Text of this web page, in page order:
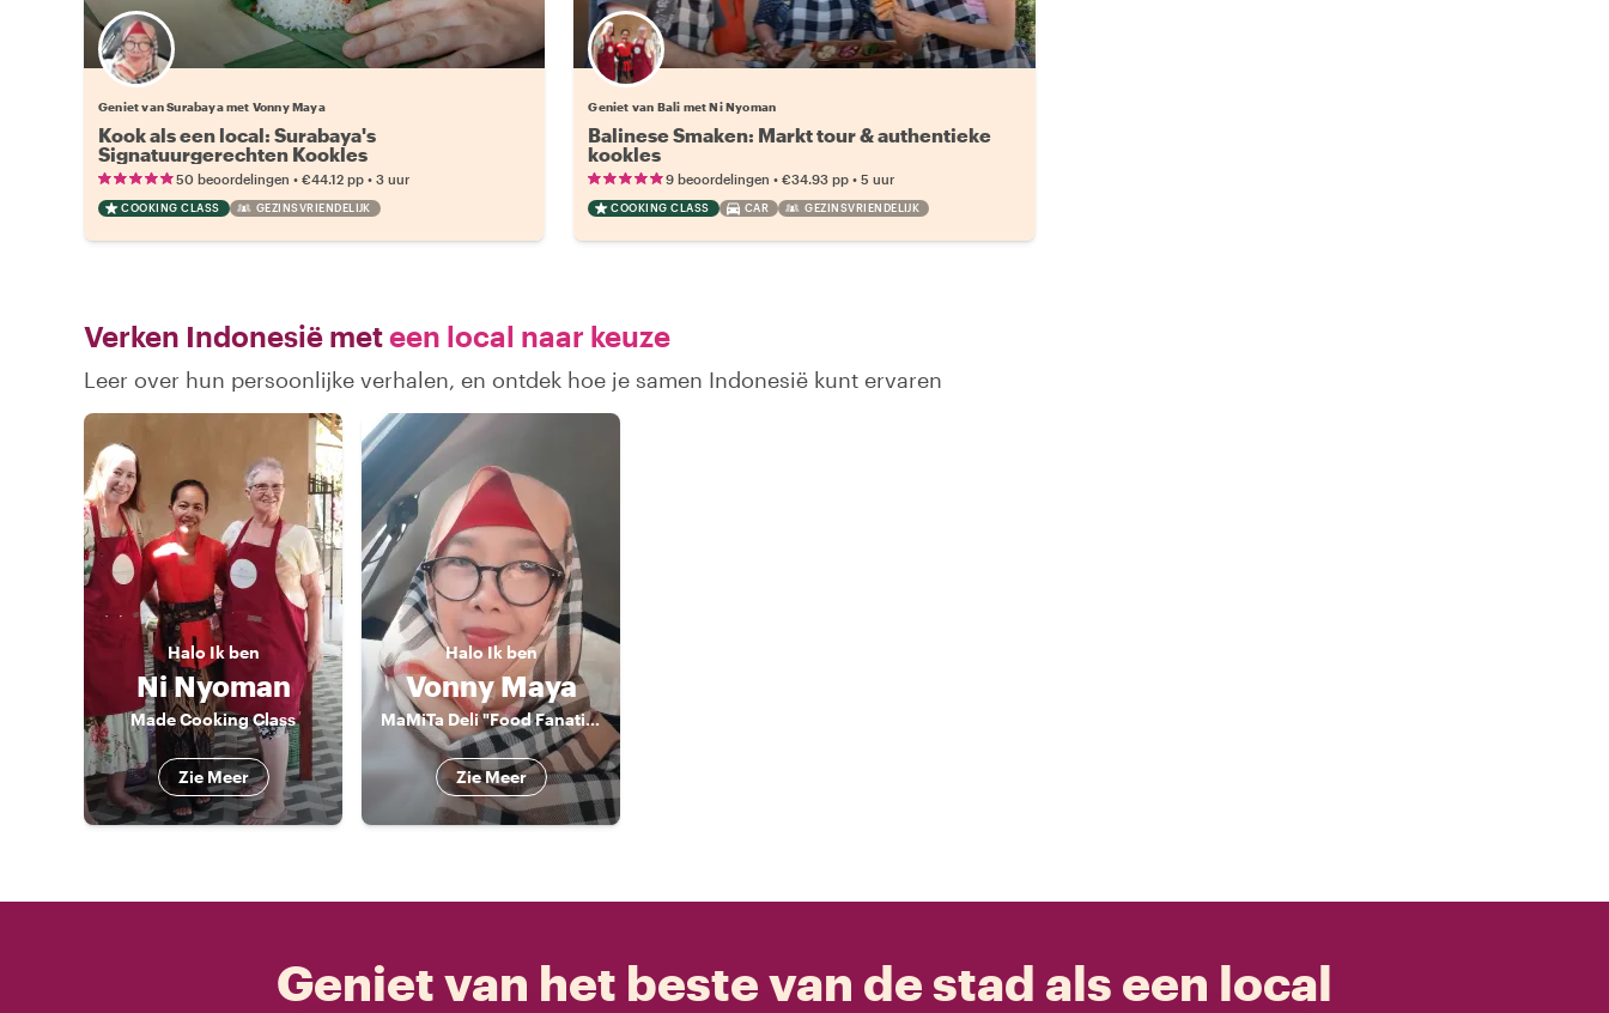
Geniet van Surabaya met Vonny Maya
Kook als een local: Surabaya's
Signatuurgerechten Kookles
50 beoordelingen • €44.12 pp • 3 uur
COOKING CLASS GEZINSVRIENDELIJK
Geniet van Bali met Ni Nyoman
Balinese Smaken: Markt tour & authentieke
kookles
9 beoordelingen •€34.93 pp •5 uur
COOKING CLASS CAR GEZINSVRIENDELIJK
Verken Indonesië meteen local naar keuze
Leer over hun persoonlijke verhalen, en ontdek hoe je samen Indonesië kunt ervaren
Halo Ik ben
Ni Nyoman
Made Cooking Class
Zie Meer
HaloIk ben
Vonny Maya
MaMiTa Deli "Food Fanatics"
Zie Meer
Geniet van het beste van de stad als een local